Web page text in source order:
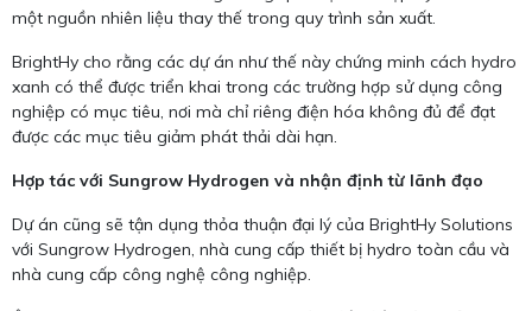
một nguồn nhiên liệu thay thế trong quy trình sản xuất.
BrightHy cho rằng các dự án như thế này chứng minh cách hydro
xanh có thể được triển khai trong các trường hợp sử dụng công
nghiệp có mục tiêu, nơi mà chỉ riêng điện hóa không đủ để đạt
được các mục tiêu giảm phát thải dài hạn.
Hợp tác với Sungrow Hydrogen và nhận định từ lãnh đạo
Dự án cũng sẽ tận dụng thỏa thuận đại lý của BrightHy Solutions
với Sungrow Hydrogen, nhà cung cấp thiết bị hydro toàn cầu và
nhà cung cấp công nghệ công nghiệp.